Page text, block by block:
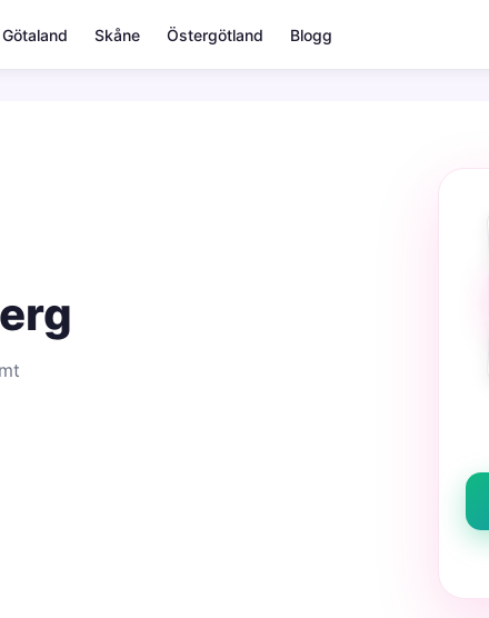
Skåne Östergötland Blogg